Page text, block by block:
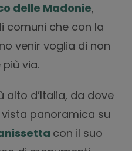
delle Madonie,
comuni che con la
venir voglia di non
via.
alto d’Italia, da dove
panoramica su
con il suo